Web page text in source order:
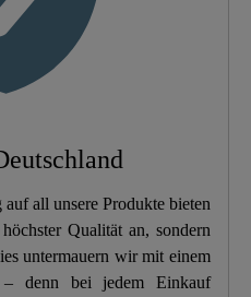
Nein
1,9 Kg
4,5 Cm
45,0 Cm
all unsere Produkte bieten
Qualität an, sondern
untermauern wir mit einem
– denn bei jedem Einkauf